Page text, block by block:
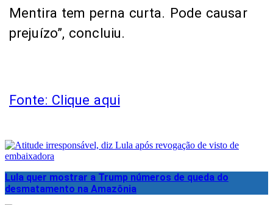
Mentira tem perna curta. Pode causar
prejuízo”, concluiu.
Fonte: Clique aqui
Lula quer mostrar a Trump números de queda do
desmatamento na Amazônia